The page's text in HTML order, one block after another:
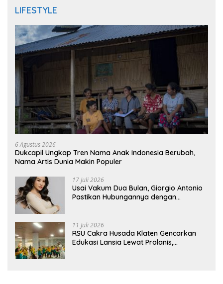
LIFESTYLE
6 Agustus 2026
Dukcapil Ungkap Tren Nama Anak Indonesia Berubah,
Nama Artis Dunia Makin Populer
17 Juli 2026
Usai Vakum Dua Bulan, Giorgio Antonio
Pastikan Hubungannya dengan
11 Juli 2026
RSU Cakra Husada Klaten Gencarkan
Edukasi Lansia Lewat Prolanis,